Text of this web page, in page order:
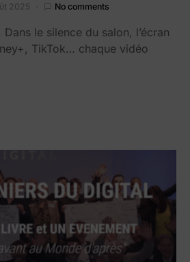
2025 No comments
le silence du salon, l’écran
TikTok… chaque vidéo